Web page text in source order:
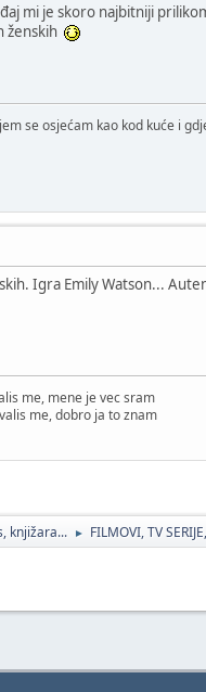
mi je skoro najbitniji
ženskih
se osjećam kao kod kuće i
Igra Emily Watson...
me, mene je vec sram
me, dobro ja to znam
knjižara... ► FILMOVI, TV